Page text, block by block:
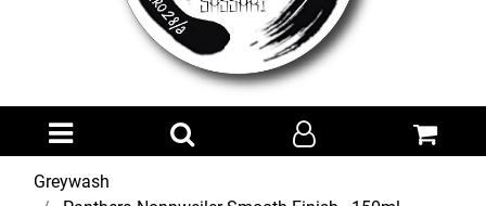
Open menu
Greywash